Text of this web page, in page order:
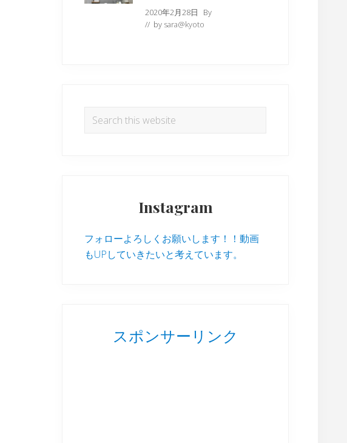
2020年2月28日
By
// by sara@kyoto
Search
Instagram
フォローよろしくお願いします！！動画
もUPしていきたいと考えています。
スポンサーリンク